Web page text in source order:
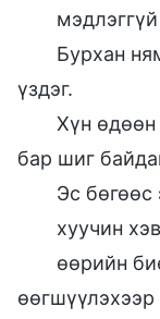
Бурхан
үздэг.
Хүн өдөөн
бар шиг
Эс
хуучин
өөрийн
өөгшүүлэхээр